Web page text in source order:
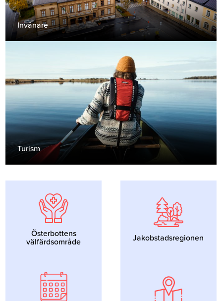
Invånare
Turism
Österbottens
välfärdsområde Jakobstadsregionen